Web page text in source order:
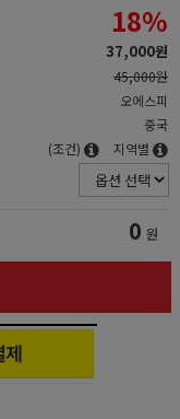
18%
37,000원
45,000원
오에스피
중국
(조건) 지역별
0 원